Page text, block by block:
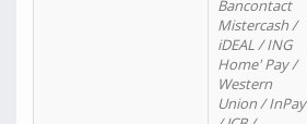
Bancontact
Mistercash /
iDEAL / ING
Home' Pay /
Western
Union / InPay